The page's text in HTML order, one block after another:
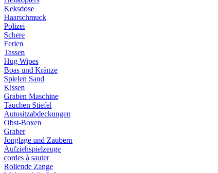
Keksdose
Haarschmuck
Polizei
Schere
Ferien
Tassen
Hug Wipes
Boas und Kränze
Spielen Sand
Kissen
Graben Maschine
Tauchen Stiefel
Autositzabdeckungen
Obst-Boxen
Graber
Jonglage und Zaubern
Aufziehspielzeuge
cordes à sauter
Rollende Zange